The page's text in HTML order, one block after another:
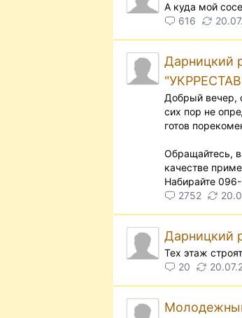
А куда мой
616
Дарницкий
Добрый вечер,
сих пор не
готов
Обращайтесь,
качестве
Набирайте
2752
Дарницкий
Тех этаж
20